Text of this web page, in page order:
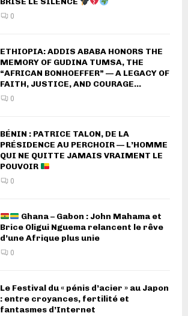
0
ETHIOPIA: ADDIS ABABA HONORS THE
MEMORY OF GUDINA TUMSA, THE
“AFRICAN BONHOEFFER” — A LEGACY OF
FAITH, JUSTICE, AND COURAGE...
0
BÉNIN : PATRICE TALON, DE LA
PRÉSIDENCE AU PERCHOIR — L’HOMME
QUI NE QUITTE JAMAIS VRAIMENT LE
POUVOIR
0
Ghana – Gabon : John Mahama et
Brice Oligui Nguema relancent le rêve
d’une Afrique plus unie
0
Le Festival du « pénis d’acier » au Japon
: entre croyances, fertilité et
fantasmes d’Internet